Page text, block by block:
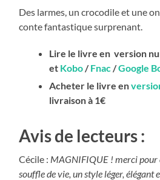
Des larmes, un crocodile et une
conte fantastique surprenant.
Lire le livre en version
et Kobo /Fnac /Google
Acheter le livre en
livraison à 1€
Avis de lecteurs :
Cécile : MAGNIFIQUE ! merci pour
souffle de vie, un style léger, élégant